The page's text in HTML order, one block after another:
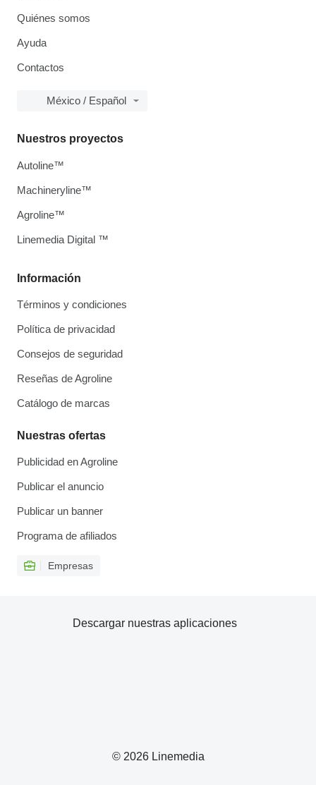
Quiénes somos
Ayuda
Contactos
México / Español
Información
Términos y condiciones
Política de privacidad
Consejos de seguridad
Reseñas de Agroline
Catálogo de marcas
Nuestras ofertas
Publicidad en Agroline
Publicar el anuncio
Publicar un banner
Programa de afiliados
Empresas
Nuestros proyectos
Autoline™
Machineryline™
Agroline™
Linemedia Digital ™
© 2026 Linemedia
Descargar nuestras aplicaciones